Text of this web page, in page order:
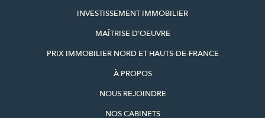
INVESTISSEMENT IMMOBILIER
MAÎTRISE D'OEUVRE
PRIX IMMOBILIER NORD ET HAUTS-DE-FRANCE
À PROPOS
NOUS REJOINDRE
NOS CABINETS